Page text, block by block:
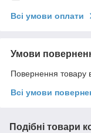
Всі умови оплати
Умови
Повернення товару
Всі умови
Подібні товари